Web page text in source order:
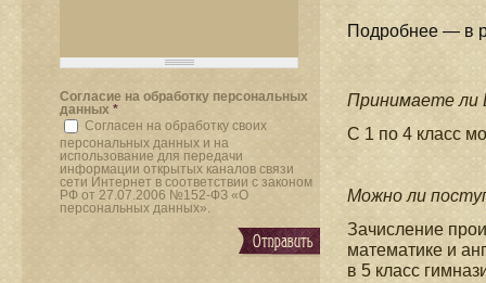
Подробнее — в
Принимаете ли
С 1 по 4 класс
Можно ли
Зачисление
математике и
в 5 класс
Согласие на обработку персональных
данных *
Согласен на обработку своих
персональных данных и на
использование для передачи
информации открытых каналов связи
сети Интернет в соответствии с законом
РФ от 27.07.2006 №152-ФЗ «О
персональных данных».